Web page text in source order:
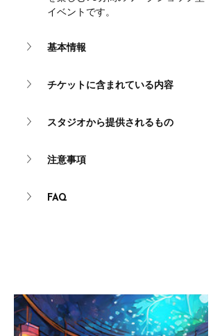
イベントです。
基本情報
チケットに含まれている内容
スタジオから提供されるもの
注意事項
FAQ